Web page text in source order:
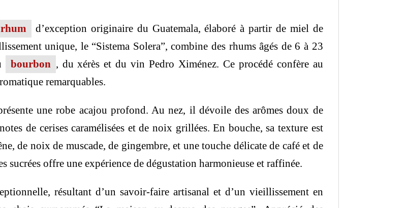
rhum
d’exception originaire du Guatemala, élaboré à partir de miel de
unique, le “Sistema Solera”, combine des rhums âgés de 6 à 23
bourbon , du xérès et du vin Pedro Ximénez. Ce procédé confère au
remarquables.
une robe acajou profond. Au nez, il dévoile des arômes doux de
de cerises caramélisées et de noix grillées. En bouche, sa texture est
de noix de muscade, de gingembre, et une touche délicate de café et de
sucrées offre une expérience de dégustation harmonieuse et raffinée.
résultant d’un savoir-faire artisanal et d’un vieillissement en